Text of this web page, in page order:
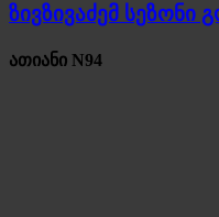
ზივზივაძემ
ათიანი N94